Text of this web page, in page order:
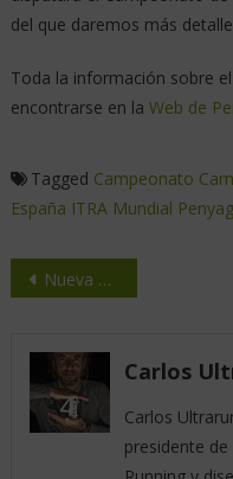
del que daremos más
Toda la información sobre
encontrarse en la Web de
Tagged Campeonato
España ITRA Mundial
Nueva clasificación ITRA de carreras de trail-running
Carlos
Carlos
presidente